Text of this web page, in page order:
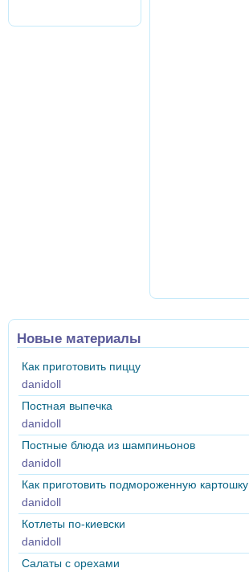
Новые материалы
Как приготовить пиццу
danidoll
Постная выпечка
danidoll
Постные блюда из шампиньонов
danidoll
Как приготовить подмороженную картошку
danidoll
Котлеты по-киевски
danidoll
Салаты с орехами